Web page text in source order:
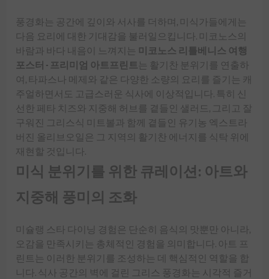
풍경화는 공간에 깊이와 서사를 더하며, 미식가들에게는
다음 요리에 대한 기대감을 불러일으킵니다. 미코노스의
바람과 바다 내음이 느껴지는 미코노스 리틀베니스 여행
포스터 - 프리미엄 아트프린트 는 활기찬 분위기를 연출하
여, 타파스나 메제와 같은 다양한 소량의 요리를 즐기는 캐
주얼하면서도 고급스러운 식사에 이상적입니다. 특히 신
선한 페타 치즈와 지중해 허브를 곁들인 샐러드, 그리고 잘
구워진 그리스식 미트볼과 함께 곁들인 유기농 엑스트라
버진 올리브오일은 그 지역의 활기찬 에너지를 식탁 위에
재현할 것입니다.
미식 분위기를 위한 큐레이션: 아트와
지중해 풍미의 조화
미슐랭 스타 다이닝 경험은 단순히 음식의 맛뿐만 아니라,
오감을 만족시키는 총체적인 경험을 의미합니다. 아트 프
린트는 이러한 분위기를 조성하는 데 핵심적인 역할을 합
니다. 식사 공간의 벽에 걸린 그리스 풍경화는 시각적 즐거